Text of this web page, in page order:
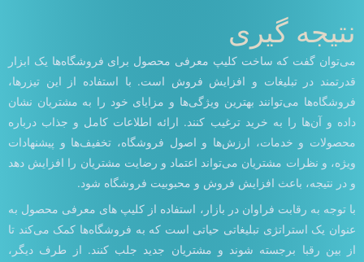
نتیجه گیری
می‌توان گفت که ساخت کلیپ معرفی محصول برای فروشگاه‌ها یک ابزار
قدرتمند در تبلیغات و افزایش فروش است. با استفاده از این تیزرها،
فروشگاه‌ها می‌توانند بهترین ویژگی‌ها و مزایای خود را به مشتریان نشان
داده و آن‌ها را به خرید ترغیب کنند. ارائه اطلاعات کامل و جذاب درباره
محصولات و خدمات، ارزش‌ها و اصول فروشگاه، تخفیف‌ها و پیشنهادات
ویژه، و نظرات مشتریان می‌تواند اعتماد و رضایت مشتریان را افزایش دهد
و در نتیجه، باعث افزایش فروش و محبوبیت فروشگاه شود.
با توجه به رقابت فراوان در بازار، استفاده از کلیپ های معرفی محصول به
عنوان یک استراتژی تبلیغاتی حیاتی است که به فروشگاه‌ها کمک می‌کند تا
از بین رقبا برجسته شوند و مشتریان جدید جلب کنند. از طرف دیگر،